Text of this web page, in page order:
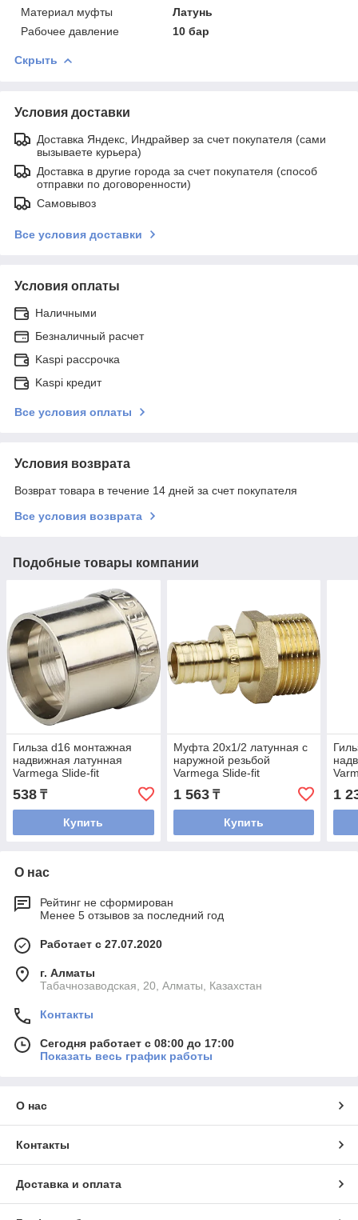
Материал муфты
Латунь
Рабочее давление
10 бар
Скрыть
Условия доставки
Доставка Яндекс, Индрайвер за счет покупателя (сами
вызываете курьера)
Доставка в другие города за счет покупателя (способ
отправки по договоренности)
Самовывоз
Все условия доставки
Условия оплаты
Наличными
Безналичный расчет
Kaspi рассрочка
Kaspi кредит
Все условия оплаты
Условия возврата
Возврат товара в течение 14 дней за счет покупателя
Все условия возврата
Подобные товары компании
Гильза d16 монтажная
надвижная латунная
Varmega Slide-fit
538 ₸
Купить
Муфта 20x1/2 латунная с
наружной резьбой
Varmega Slide-fit
1 563₸
Купить
1
О нас
Рейтинг не сформирован
Менее 5 отзывов за последний год
Работает с 27.07.2020
г. Алматы
Табачнозаводская, 20, Алматы, Казахстан
Контакты
Сегодня работает с 08:00 до 17:00
Показать весь график работы
О нас
Контакты
Доставка и оплата